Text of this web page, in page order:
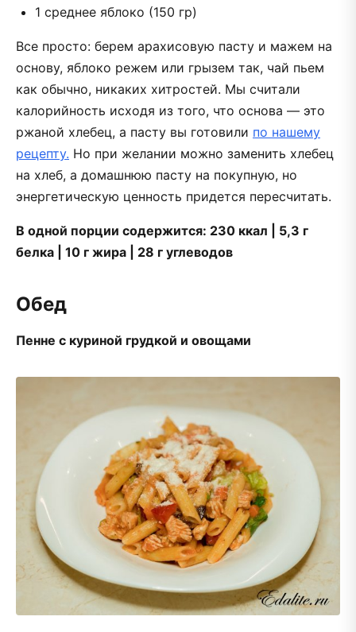
1 среднее яблоко (150 гр)
Все просто: берем арахисовую пасту и мажем на
основу, яблоко режем или грызем так, чай пьем
как обычно, никаких хитростей. Мы считали
калорийность исходя из того, что основа — это
ржаной хлебец, а пасту вы готовили по нашему
рецепту. Но при желании можно заменить хлебец
на хлеб, а домашнюю пасту на покупную, но
энергетическую ценность придется пересчитать.
В одной порции содержится: 230 ккал | 5,3 г
белка | 10 г жира | 28 г углеводов
Обед
Пенне с куриной грудкой и овощами